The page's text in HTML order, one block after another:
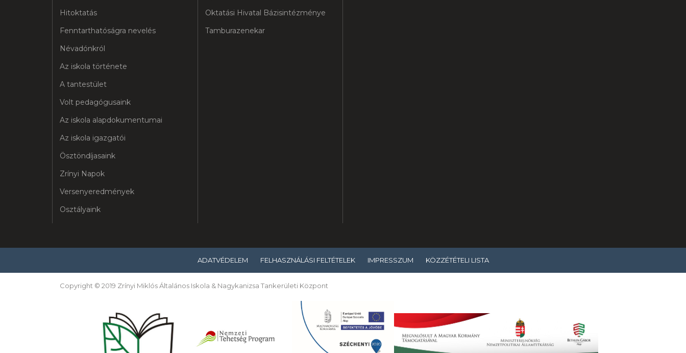
Hitoktatás
Fenntarthatóságra nevelés
Névadónkról
Az iskola története
A tantestület
Volt pedagógusaink
Az iskola alapdokumentumai
Az iskola igazgatói
Ösztöndíjasaink
Zrínyi Napok
Versenyeredmények
Osztályaink
Oktatási Hivatal Bázisintézménye
Tamburazenekar
ADATVÉDELEM FELHASZNÁLÁSI FELTÉTELEK IMPRESSZUM KÖZZÉTÉTELI LISTA
Copyright © 2019 Zrínyi Miklós Általános Iskola & Nagykanizsa Tankerületi Központ